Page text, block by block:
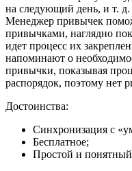
на следующий день, и т. д.
Менеджер привычек
привычками, наглядно
идет процесс их
напоминают о
привычки, показывая
распорядок, поэтому нет
Достоинства:
Синхронизация с
Бесплатное;
Простой и